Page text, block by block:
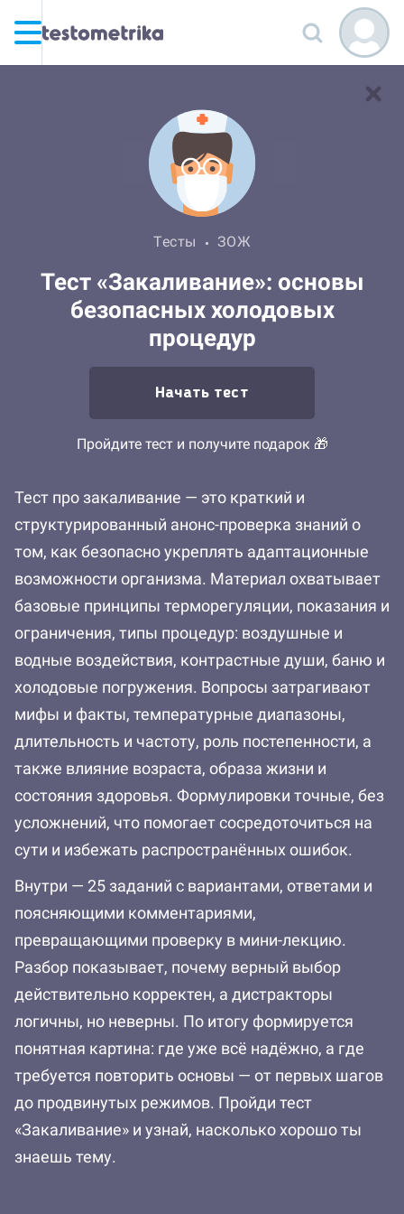
Тесты ЗОЖ
Тест «Закаливание»: основы
безопасных холодовых
процедур
Начать тест
Пройдите тест и получите подарок 🎁
Тест про закаливание — это краткий и
структурированный анонс-проверка знаний о
том, как безопасно укреплять адаптационные
возможности организма. Материал охватывает
базовые принципы терморегуляции, показания и
ограничения, типы процедур: воздушные и
водные воздействия, контрастные души, баню и
холодовые погружения. Вопросы затрагивают
мифы и факты, температурные диапазоны,
длительность и частоту, роль постепенности, а
также влияние возраста, образа жизни и
состояния здоровья. Формулировки точные, без
усложнений, что помогает сосредоточиться на
сути и избежать распространённых ошибок.
Внутри — 25 заданий с вариантами, ответами и
поясняющими комментариями,
превращающими проверку в мини-лекцию.
Разбор показывает, почему верный выбор
действительно корректен, а дистракторы
логичны, но неверны. По итогу формируется
понятная картина: где уже всё надёжно, а где
требуется повторить основы — от первых шагов
до продвинутых режимов. Пройди тест
«Закаливание» и узнай, насколько хорошо ты
знаешь тему.